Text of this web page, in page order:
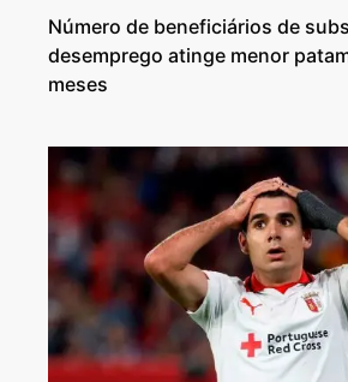
Número de beneficiários de
desemprego atinge menor
meses